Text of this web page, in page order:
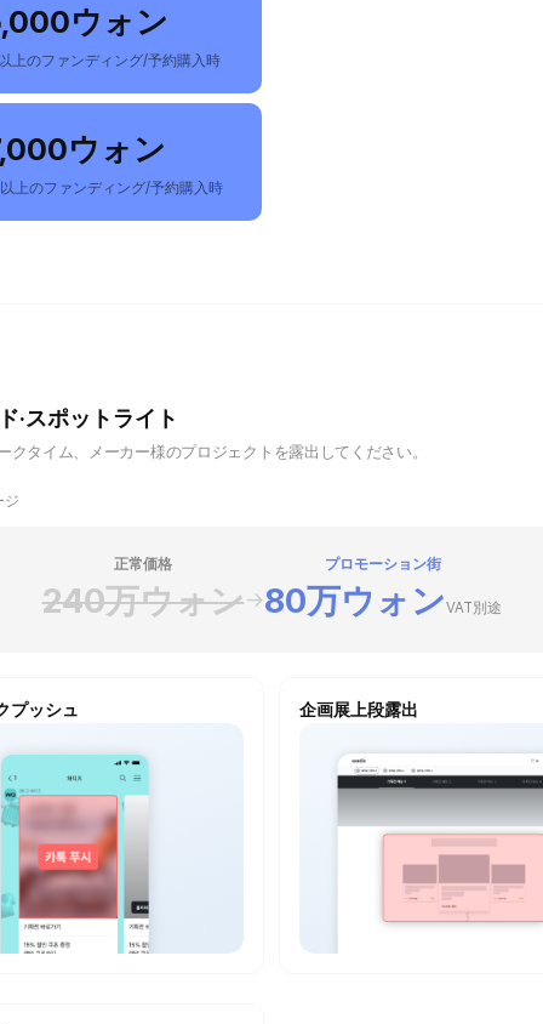
ウォン
上のファンディング/予約購入時
ウォン
上のファンディング/予約購入時
·スポットライト
クタイム、メーカー様のプロジェクトを露出してください。
ジ
正常価格
240万ウォン→
プロモーション街
80万ウォンVAT別途
プッシュ 企画展上段露出